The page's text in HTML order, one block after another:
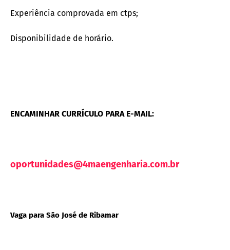
Experiência comprovada em ctps;
Disponibilidade de horário.
ENCAMINHAR CURRÍCULO PARA E-MAIL:
oportunidades@4maengenharia.com.br
Vaga para São José de Ribamar